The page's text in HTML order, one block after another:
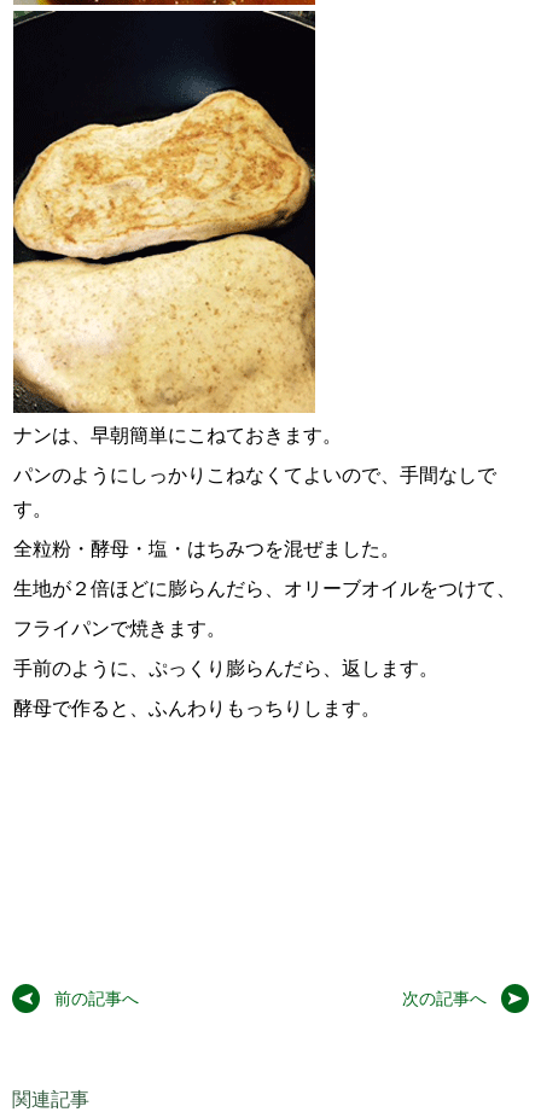
ナンは、早朝簡単にこねておきます。
パンのようにしっかりこねなくてよいので、手間なしで
す。
全粒粉・酵母・塩・はちみつを混ぜました。
生地が２倍ほどに膨らんだら、オリーブオイルをつけて、
フライパンで焼きます。
手前のように、ぷっくり膨らんだら、返します。
酵母で作ると、ふんわりもっちりします。
前の記事へ 次の記事へ
関連記事